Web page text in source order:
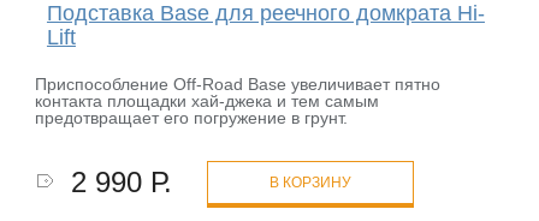
Подставка Base для реечного домкрата Hi-
Lift
Приспособление Off-Road Base увеличивает пятно
контакта площадки хай-джека и тем самым
предотвращает его погружение в грунт.
2 990 Р. В КОРЗИНУ